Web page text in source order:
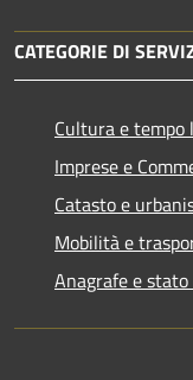
CATEGORIE DI
Cultura e tempo
Imprese e
Catasto e
Mobilità e
Anagrafe e